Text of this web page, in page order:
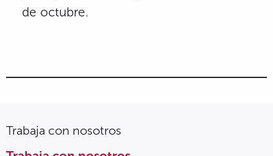
de octubre.
Trabaja con nosotros